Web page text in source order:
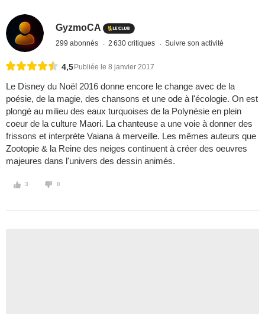
GyzmoCA
299 abonnés 2 630 critiques Suivre son activité
4,5 Publiée le 8 janvier 2017
Le Disney du Noël 2016 donne encore le change avec de la
poésie, de la magie, des chansons et une ode à l'écologie. On est
plongé au milieu des eaux turquoises de la Polynésie en plein
coeur de la culture Maori. La chanteuse a une voie à donner des
frissons et interprète Vaiana à merveille. Les mêmes auteurs que
Zootopie & la Reine des neiges continuent à créer des oeuvres
majeures dans l'univers des dessin animés.
3 0